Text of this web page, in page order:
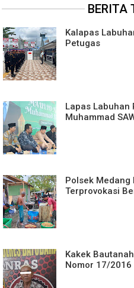
BERITA
Kalapas
Petugas
Lapas Labuhan
Muhammad
Polsek Medang
Terprovokasi
Kakek
Nomor 17/2016